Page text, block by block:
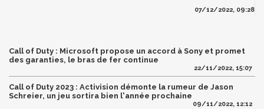
07/12/2022, 09:28
Call of Duty : Microsoft propose un accord à Sony et promet
des garanties, le bras de fer continue
22/11/2022, 15:07
Call of Duty 2023 : Activision démonte la rumeur de Jason
Schreier, un jeu sortira bien l'année prochaine
09/11/2022, 12:12